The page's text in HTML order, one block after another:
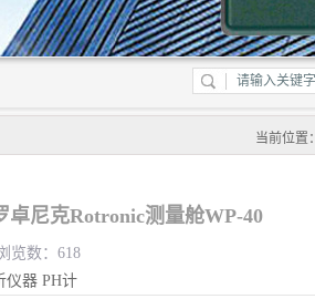
当前位置：
卓尼克Rotronic测量舱WP-40
览数：618
仪器 PH计